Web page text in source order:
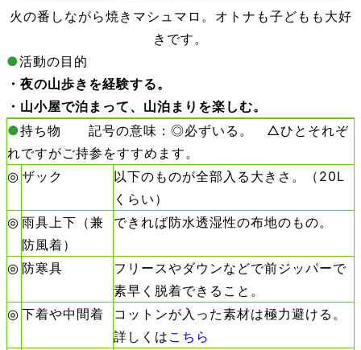
火の番しながら焼きマシュマロ。オトナも子どもも大好
きです。
●活動の目的
・夜の山歩きを経験する。
・山小屋で泊まって、山泊まりを楽しむ。
●持ち物 記号の意味：◎必ずいる。 △ひとそれぞ
れですがご持参をすすめます。
◎ ザック
以下のものが全部入る大きさ。（20L
くらい）
◎ 雨具上下（兼
防風着）
できれば防水透湿性の布地のもの。
◎ 防寒具
フリースやダウンなどで前ジッパーで
素早く脱着できること。
◎ 下着や中間着
コットンが入った素材は極力避ける。
詳しくは こちら